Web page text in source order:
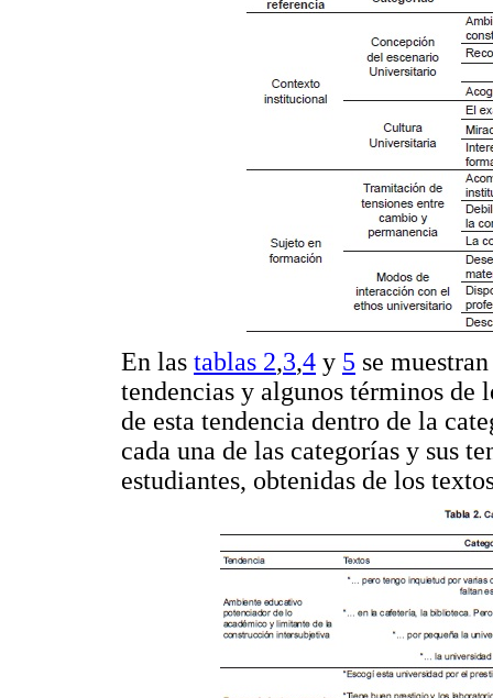
En las tablas 2,3,4 y 5 se
tendencias y algunos términos de
de esta tendencia dentro de la
cada una de las categorías y sus
estudiantes, obtenidas de los